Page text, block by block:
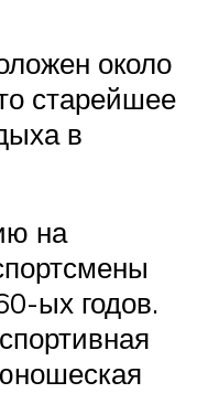
около
старейшее
в
на
ых годов.